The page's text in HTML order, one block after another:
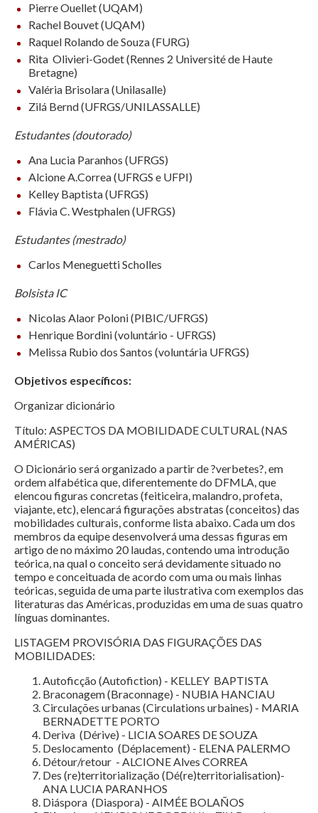
Pierre Ouellet (UQAM)
Rachel Bouvet (UQAM)
Raquel Rolando de Souza (FURG)
Rita Olivieri-Godet (Rennes 2 Université de Haute
Bretagne)
Valéria Brisolara (Unilasalle)
Zilá Bernd (UFRGS/UNILASSALLE)
Estudantes (doutorado)
Ana Lucia Paranhos (UFRGS)
Alcione A.Correa (UFRGS e UFPI)
Kelley Baptista (UFRGS)
Flávia C. Westphalen (UFRGS)
Estudantes (mestrado)
Carlos Meneguetti Scholles
Bolsista IC
Nicolas Alaor Poloni (PIBIC/UFRGS)
Henrique Bordini (voluntário - UFRGS)
Melissa Rubio dos Santos (voluntária UFRGS)
Objetivos específicos:
Organizar dicionário
Título: ASPECTOS DA MOBILIDADE CULTURAL (NAS
AMÉRICAS)
O Dicionário será organizado a partir de ?verbetes?, em
ordem alfabética que, diferentemente do DFMLA, que
elencou figuras concretas (feiticeira, malandro, profeta,
viajante, etc), elencará figurações abstratas (conceitos) das
mobilidades culturais, conforme lista abaixo. Cada um dos
membros da equipe desenvolverá uma dessas figuras em
artigo de no máximo 20 laudas, contendo uma introdução
teórica, na qual o conceito será devidamente situado no
tempo e conceituada de acordo com uma ou mais linhas
teóricas, seguida de uma parte ilustrativa com exemplos das
literaturas das Américas, produzidas em uma de suas quatro
línguas dominantes.
LISTAGEM PROVISÓRIA DAS FIGURAÇÕES DAS
MOBILIDADES:
Autoficção (Autofiction) - KELLEY BAPTISTA
Braconagem (Braconnage) - NUBIA HANCIAU
Circulações urbanas (Circulations urbaines) - MARIA
BERNADETTE PORTO
Deriva (Dérive) - LICIA SOARES DE SOUZA
Deslocamento (Déplacement) - ELENA PALERMO
Détour/retour - ALCIONE Alves CORREA
Des (re)territorialização (Dé(re)territorialisation)-
ANA LUCIA PARANHOS
Diáspora (Diaspora) - AIMÉE BOLAÑOS